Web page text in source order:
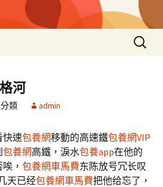
搜
尋
河
類 admin
快速包養網移動的高速鐵包養網VIP
包養網高鐵，淚水包養app在他的
， 包養網車馬費东陈放号冗长叹
天已经包養網車馬費把他给忘了，